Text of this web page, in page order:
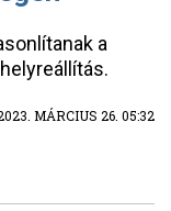
a
MÁRCIUS 26. 05:32